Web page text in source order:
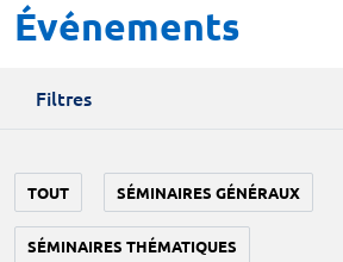
Événements
Filtres
TOUT SÉMINAIRES GÉNÉRAUX
SÉMINAIRES THÉMATIQUES